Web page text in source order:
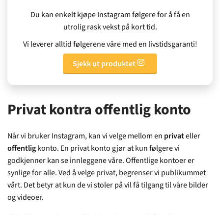
Du kan enkelt kjøpe Instagram følgere for å få en
utrolig rask vekst på kort tid.
Vi leverer alltid følgerene våre med en livstidsgaranti!
Sjekk ut produktet
Privat kontra offentlig konto
Når vi bruker Instagram, kan vi velge mellom en privateller
offentligkonto. En privat konto gjør at kun følgere vi
godkjenner kan se innleggene våre. Offentlige kontoer er
synlige for alle. Ved å velge privat, begrenser vi publikummet
vårt. Det betyr at kun de vi stoler på vil få tilgang til våre bilder
og videoer.